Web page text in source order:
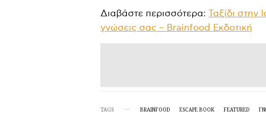
Διαβάστε περισσότερα:Ταξίδι στην
γνώσεις σας – Brainfood Εκδοτική
TAGS BRAINFOOD ESCAPE BOOK FEATURED